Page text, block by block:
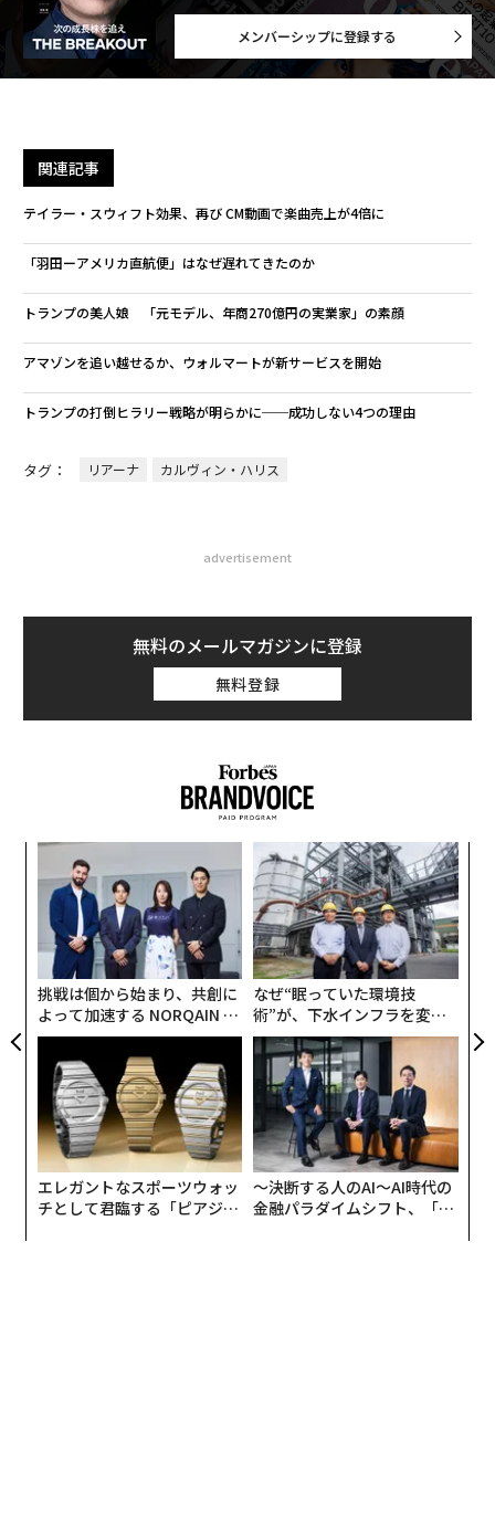
メンバーシップに登録する
関連記事
テイラー・スウィフト効果、再び CM動画で楽曲売上が4倍に
「羽田ーアメリカ直航便」はなぜ遅れてきたのか
トランプの美人娘 「元モデル、年商270億円の実業家」の素顔
アマゾンを追い越せるか、ウォルマートが新サービスを開始
トランプの打倒ヒラリー戦略が明らかに──成功しない4つの理由
タグ： リアーナ カルヴィン・ハリス
advertisement
無料のメールマガジンに登録
無料登録
挑戦は個から始まり、共創に
よって加速する NORQAIN JA
PAN 特別座談会
なぜ“眠っていた環境技
術”が、下水インフラを変え
たのか──産総研×月島JFE
アクアソリューションの10年
エレガントなスポーツウォッ
チとして君臨する「ピアジ
〜決断する人のAI〜AI時代の
金融パラダイムシフト、「超